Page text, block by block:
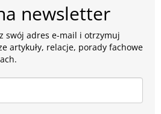
newsletter
swój adres e-mail i otrzymuj
artykuły, relacje, porady fachowe